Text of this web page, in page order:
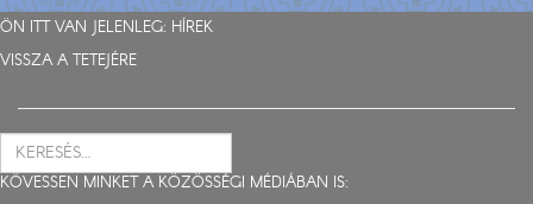
ÖN ITT VAN JELENLEG: HÍREK
VISSZA A TETEJÉRE
KÖVESSEN MINKET A KÖZÖSSÉGI MÉDIÁBAN IS: